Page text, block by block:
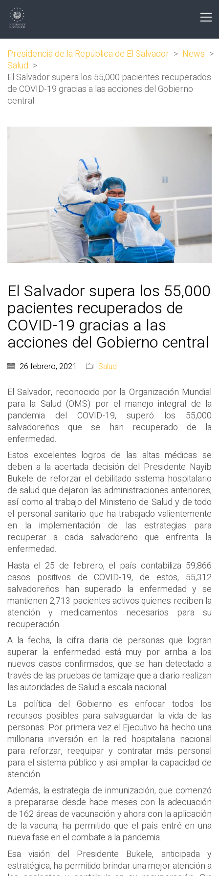
Presidencia de la República de El Salvador > News >
Salud >
El Salvador supera los 55,000 pacientes recuperados
de COVID-19 gracias a las acciones del Gobierno
central
El Salvador supera los 55,000
pacientes recuperados de
COVID-19 gracias a las
acciones del Gobierno central
26 febrero, 2021 Salud
El Salvador, reconocido por la Organización Mundial
para la Salud (OMS) por el manejo integral de la
pandemia del COVID-19, superó los 55,000
salvadoreños que se han recuperado de la
enfermedad.
Estos excelentes logros de las altas médicas se
deben a la acertada decisión del Presidente Nayib
Bukele de reforzar el debilitado sistema hospitalario
de salud que dejaron las administraciones anteriores,
así como al trabajo del Ministerio de Salud y de todo
el personal sanitario que ha trabajado valientemente
en la implementación de las estrategias para
recuperar a cada salvadoreño que enfrenta la
enfermedad.
Hasta el 25 de febrero, el país contabiliza 59,866
casos positivos de COVID-19, de estos, 55,312
salvadoreños han superado la enfermedad y se
mantienen 2,713 pacientes activos quienes reciben la
atención y medicamentos necesarios para su
recuperación.
A la fecha, la cifra diaria de personas que logran
superar la enfermedad está muy por arriba a los
nuevos casos confirmados, que se han detectado a
través de las pruebas de tamizaje que a diario realizan
las autoridades de Salud a escala nacional.
La política del Gobierno es enfocar todos los
recursos posibles para salvaguardar la vida de las
personas. Por primera vez el Ejecutivo ha hecho una
millonaria inversión en la red hospitalaria nacional
para reforzar, reequipar y contratar más personal
para el sistema público y así ampliar la capacidad de
atención.
Además, la estrategia de inmunización, que comenzó
a prepararse desde hace meses con la adecuación
de 162 áreas de vacunación y ahora con la aplicación
de la vacuna, ha permitido que el país entré en una
nueva fase en el combate a la pandemia.
Esa visión del Presidente Bukele, anticipada y
estratégica, ha permitido brindar una mejor atención a